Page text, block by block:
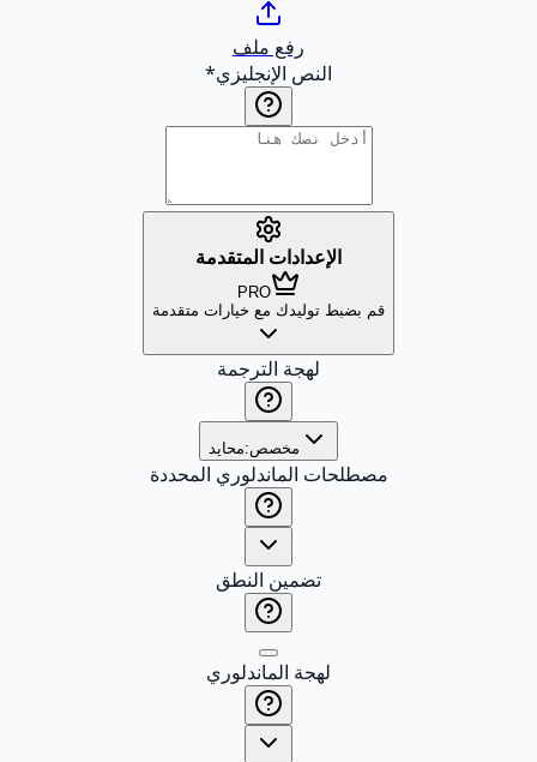
رفع ملف
النص الإنجليزي*
الإعدادات المتقدمة
PRO
قم بضبط توليدك مع خيارات متقدمة
لهجة الترجمة
مخصص:محايد
مصطلحات الماندلوري المحددة
تضمين النطق
لهجة الماندلوري